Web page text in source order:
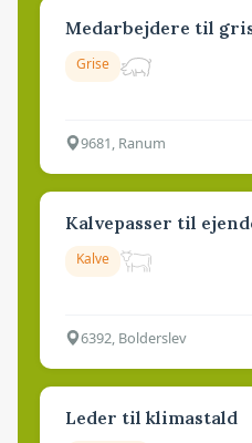
Medarbejdere til
Grise
9681, Ranum
Kalvepasser til
Kalve
6392, Bolderslev
Leder til klimastald